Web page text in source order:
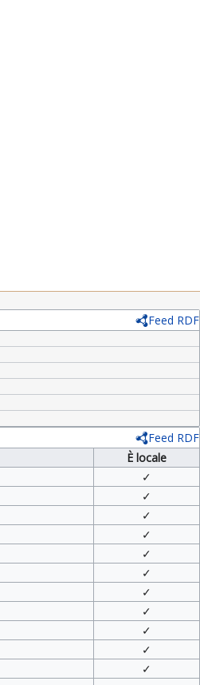
Feed RDF
Feed RDF
È locale
✓
✓
✓
✓
✓
✓
✓
✓
✓
✓
✓